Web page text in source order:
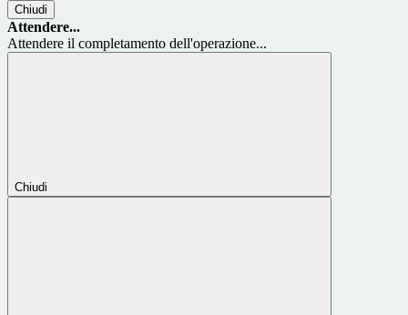
Chiudi
Attendere...
Attendere il completamento dell'operazione...
Chiudi